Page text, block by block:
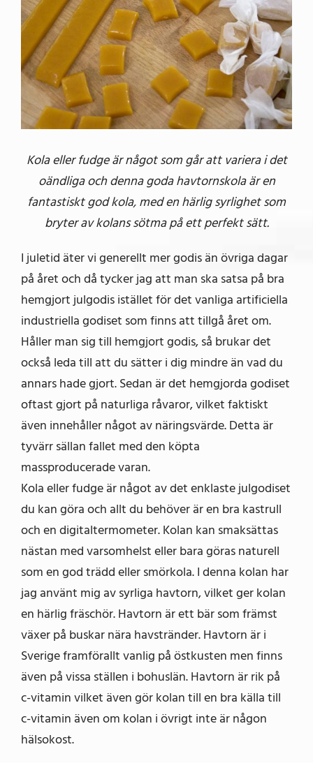
Kola eller fudge är något som går att variera i det
oändliga och denna goda havtornskola är en
fantastiskt god kola, med en härlig syrlighet som
bryter av kolans sötma på ett perfekt sätt.
I juletid äter vi generellt mer godis än övriga dagar
på året och då tycker jag att man ska satsa på bra
hemgjort julgodis istället för det vanliga artificiella
industriella godiset som finns att tillgå året om.
Håller man sig till hemgjort godis, så brukar det
också leda till att du sätter i dig mindre än vad du
annars hade gjort. Sedan är det hemgjorda godiset
oftast gjort på naturliga råvaror, vilket faktiskt
även innehåller något av näringsvärde. Detta är
tyvärr sällan fallet med den köpta
massproducerade varan.
Kola eller fudge är något av det enklaste julgodiset
du kan göra och allt du behöver är en bra kastrull
och en digitaltermometer. Kolan kan smaksättas
nästan med varsomhelst eller bara göras naturell
som en god trädd eller smörkola. I denna kolan har
jag använt mig av syrliga havtorn, vilket ger kolan
en härlig fräschör. Havtorn är ett bär som främst
växer på buskar nära havstränder. Havtorn är i
Sverige framförallt vanlig på östkusten men finns
även på vissa ställen i bohuslän. Havtorn är rik på
c-vitamin vilket även gör kolan till en bra källa till
c-vitamin även om kolan i övrigt inte är någon
hälsokost.